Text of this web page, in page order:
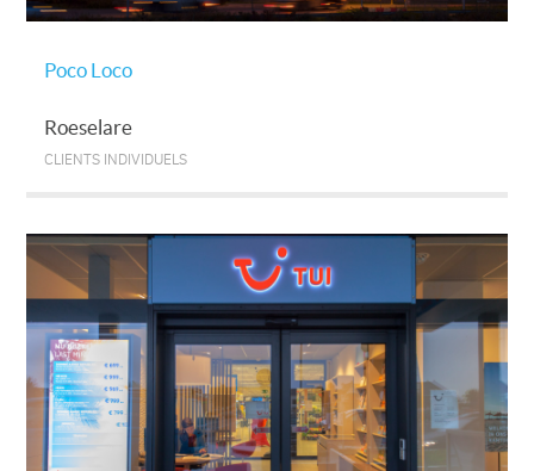
Poco Loco
Roeselare
CLIENTS INDIVIDUELS